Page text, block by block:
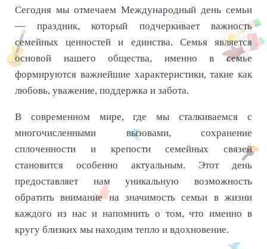
Сегодня мы отмечаем Международный день семьи
— праздник, который подчеркивает важность
семейных ценностей и единства. Семья является
основой нашего общества, именно в семье
формируются важнейшие характеристики, такие как
любовь, уважение, поддержка и забота.
В современном мире, где мы сталкиваемся с
многочисленными вызовами, сохранение
сплоченности и крепости семейных связей
становится особенно актуальным. Этот день
предоставляет нам уникальную возможность
обратить внимание на значимость семьи в жизни
каждого из нас и напомнить о том, что именно в
кругу близких мы находим тепло и вдохновение.